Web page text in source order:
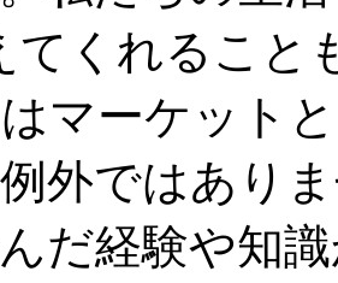
てくれること
マーケット
外ではあり
だ経験や知